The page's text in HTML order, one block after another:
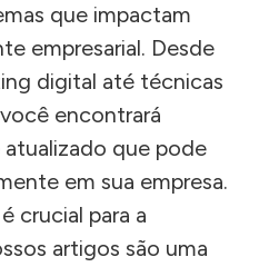
que impactam
empresarial. Desde
digital até técnicas
encontrará
que pode
em sua empresa.
crucial para a
artigos são uma